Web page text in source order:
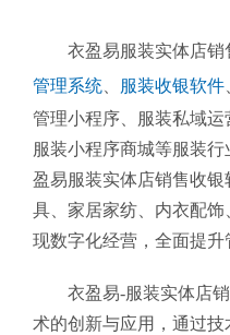
衣盈易服装实体店
管理系统
服装收银软件
管理小程序、服装私域运
服装小程序商城等服装
盈易服装实体店销售收
具、家居家纺、内衣配
现数字化经营，全面提升
衣盈易-服装实体店
术的创新与应用，通过